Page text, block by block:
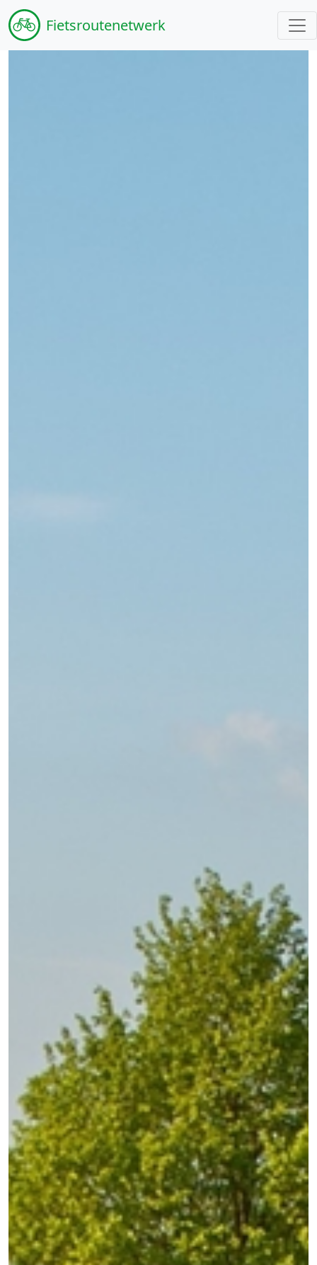
Fietsroutenetwerk